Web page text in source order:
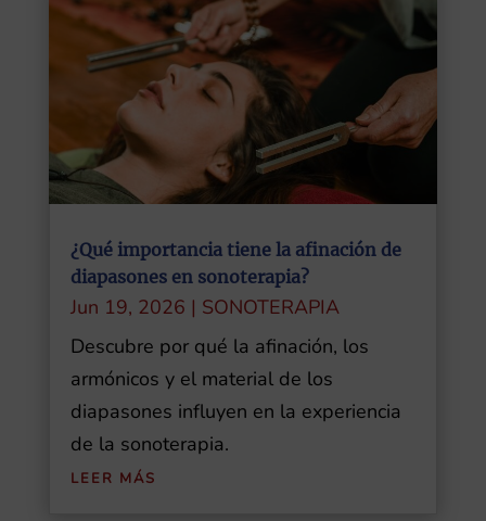
¿Qué importancia tiene la afinación de
diapasones en sonoterapia?
Jun 19, 2026 | SONOTERAPIA
Descubre por qué la afinación, los
armónicos y el material de los
diapasones influyen en la experiencia
de la sonoterapia.
LEER MÁS